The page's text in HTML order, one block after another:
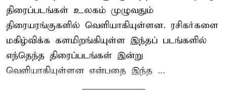
திரைப்படங்கள் உலகம் முழுவதும்
திரையரங்குகளில் வெளியாகியுள்ளன. ரசிகர்களை
மகிழ்விக்க களமிறங்கியுள்ள இந்தப் படங்களில்
எந்தெந்த திரைப்படங்கள் இன்று
வெளியாகியுள்ளன என்பதை இந்த ...